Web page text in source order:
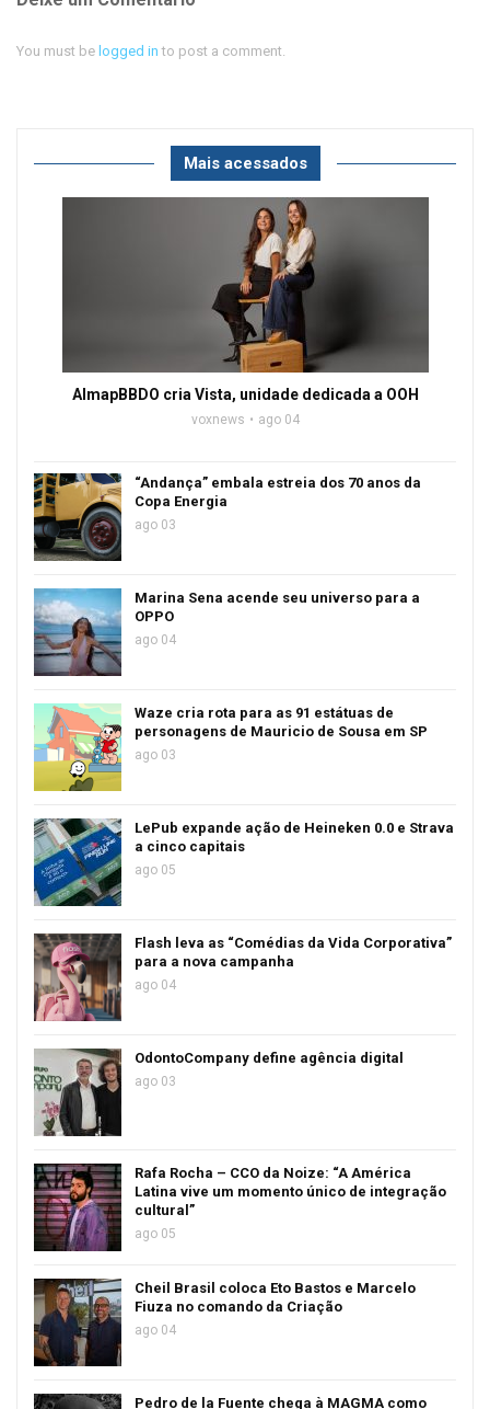
You must be logged in to post a comment.
Mais acessados
AlmapBBDO cria Vista, unidade dedicada a OOH
voxnews ago 04
“Andança” embala estreia dos 70 anos da
Copa Energia
ago 03
Marina Sena acende seu universo para a
OPPO
ago 04
Waze cria rota para as 91 estátuas de
personagens de Mauricio de Sousa em SP
ago 03
LePub expande ação de Heineken 0.0 e Strava
a cinco capitais
ago 05
Flash leva as “Comédias da Vida Corporativa”
para a nova campanha
ago 04
OdontoCompany define agência digital
ago 03
Rafa Rocha – CCO da Noize: “A América
Latina vive um momento único de integração
cultural”
ago 05
Cheil Brasil coloca Eto Bastos e Marcelo
Fiuza no comando da Criação
ago 04
Pedro de la Fuente chega à MAGMA como